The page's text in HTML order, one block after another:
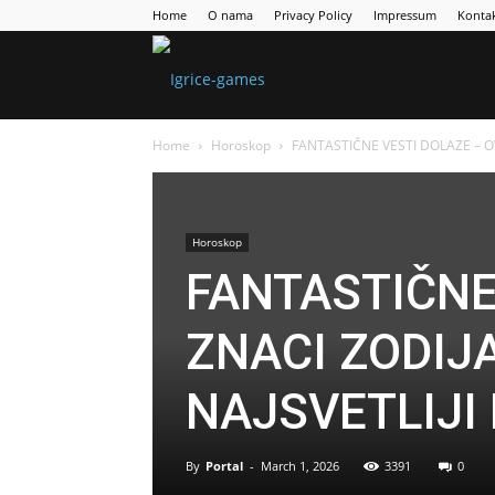
Home O nama Privacy Policy Impressum
Home Horoskop FANTASTIČNE VESTI DOLAZE –
Horoskop
ZNACI
NAJSVETLIJI
By Portal - March 1, 2026 3391 0